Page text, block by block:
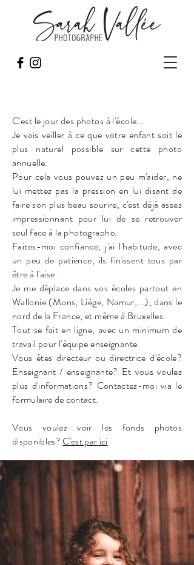
C'est le jour des photos à l'école...
Je vais veiller à ce que votre enfant soit le
plus naturel possible sur cette photo
annuelle.
Pour cela vous pouvez un peu m'aider, ne
lui mettez pas la pression en lui disant de
faire son plus beau sourire, c'est déjà assez
impressionnant pour lui de se retrouver
seul face à la photographe.
Faites-moi confiance, j'ai l'habitude, avec
un peu de patience, ils finissent tous par
être à l'aise.
Je me déplace dans vos écoles partout en
Wallonie (Mons, Liège, Namur,...), dans le
nord de la France, et même à Bruxelles.
Tout se fait en ligne, avec un minimum de
travail pour l'équipe enseignante.
Vous êtes directeur ou directrice d'école?
Enseignant / enseignante? Et vous voulez
plus d'informations? Contactez-moi via le
formulaire de contact.
Vous voulez voir les fonds photos
disponibles? C'est par ici